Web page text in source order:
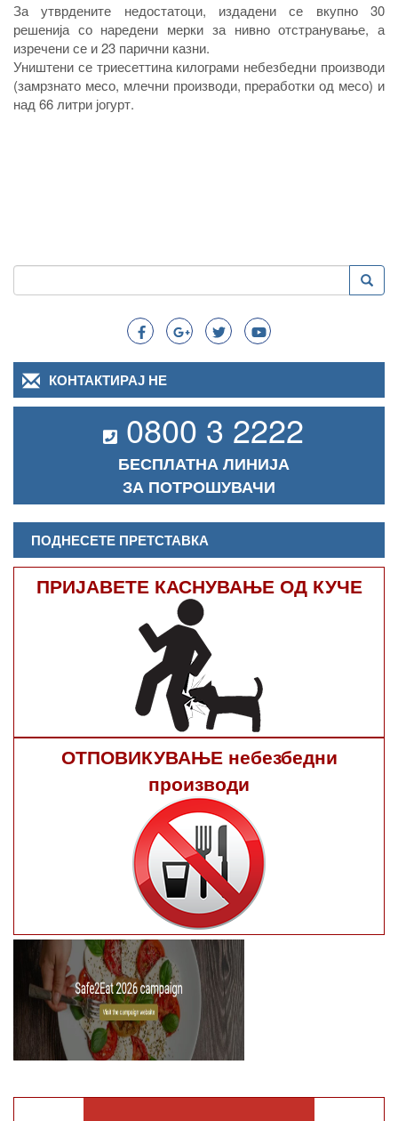
За утврдените недостатоци, издадени се вкупно 30
решенија со наредени мерки за нивно отстранување, а
изречени се и 23 парични казни.
Уништени се триесеттина килограми небезбедни производи
(замрзнато месо, млечни производи, преработки од месо) и
над 66 литри јогурт.
Search
Пребарување
КОНТАКТИРАЈ НЕ
0800 3 2222
БЕСПЛАТНА ЛИНИЈА
ЗА ПОТРОШУВАЧИ
ПОДНЕСЕТЕ ПРЕТСТАВКА
ПРИЈАВЕТЕ КАСНУВАЊЕ ОД КУЧЕ
ОТПОВИКУВАЊЕ небезбедни
производи